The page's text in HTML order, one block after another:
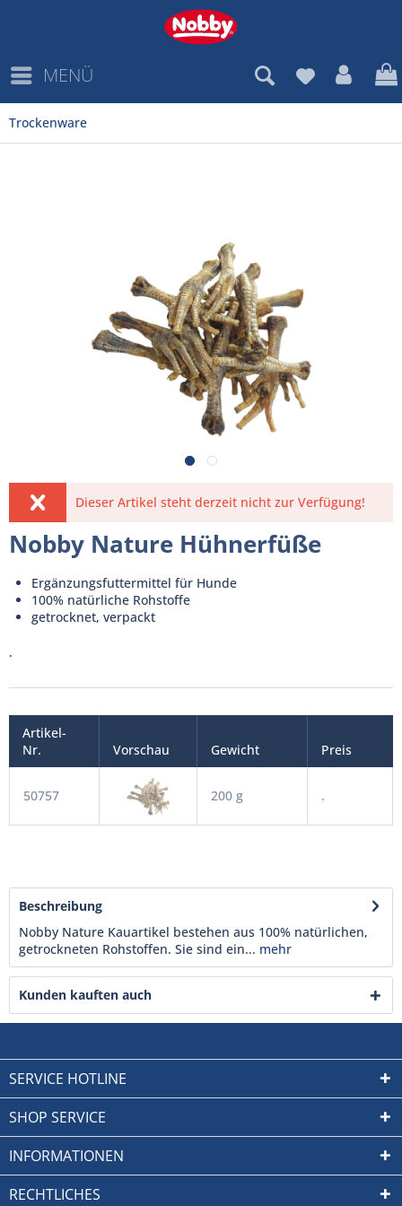
MENÜ
Trockenware
Dieser Artikel steht derzeit nicht zur Verfügung!
Nobby Nature Hühnerfüße
Ergänzungsfuttermittel für Hunde
100% natürliche Rohstoffe
getrocknet, verpackt
.
Artikel-
Nr.
Vorschau Gewicht Preis
50757 200 g .
Beschreibung
Nobby Nature Kauartikel bestehen aus 100% natürlichen,
getrockneten Rohstoffen. Sie sind ein... mehr
Kunden kauften auch
SERVICE HOTLINE
SHOP SERVICE
INFORMATIONEN
RECHTLICHES